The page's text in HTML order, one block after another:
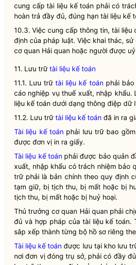
cung cấptài liệu kế toán phải có
hoàn trả đầy đủ, đúng hạn tài liệu kế
10.3. Việc cung cấp thông tin, tài
định của pháp luật. Việc khai thác, sử
cơ quan Hải quan hoặc người được uỷ
11. Lưu trữ tài liệu kế toán
11.1. Lưu trữtài liệu kế toánphải bảo
cáo nghiệp vụ thuế xuất, nhập
liệu kế toán dưới dạng thông điệp dữ
11.2. Lưu trữ tài liệu kế toán đã in ra
Tài liệu kế toánphải lưu trữ bao
được đơn vị in ra giấy.
Tài liệu kế toánphải được bảo quản
xuất, nhập khẩu có trách nhiệm bảo
trữ phải là bản chính theo quy định
tạm giữ, bị tịch thu, bị mất hoặc bị
tịch thu, bị mất hoặc bị huỷ hoại.
Thủ trưởng cơ quan Hải quanphải
đủ và hợp pháp của tài liệu kế toán.
sắp xếp thành từng bộ hồ sơ riêng
Tài liệu kế toán được lưu tại kho lưu
nơi đơn vị đóng trụ sở, phải có đầy